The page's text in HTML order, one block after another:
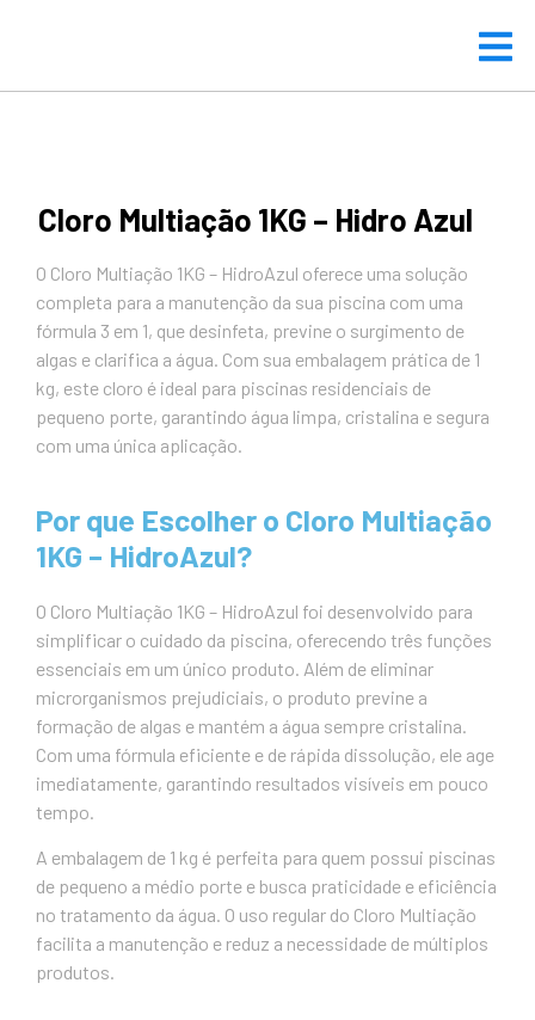
Cloro Multiação 1KG – Hidro Azul
O Cloro Multiação 1KG – HidroAzul oferece uma solução
completa para a manutenção da sua piscina com uma
fórmula 3 em 1, que desinfeta, previne o surgimento de
algas e clarifica a água. Com sua embalagem prática de 1
kg, este cloro é ideal para piscinas residenciais de
pequeno porte, garantindo água limpa, cristalina e segura
com uma única aplicação.
Por que Escolher o Cloro Multiação
1KG – HidroAzul?
O Cloro Multiação 1KG – HidroAzul foi desenvolvido para
simplificar o cuidado da piscina, oferecendo três funções
essenciais em um único produto. Além de eliminar
microrganismos prejudiciais, o produto previne a
formação de algas e mantém a água sempre cristalina.
Com uma fórmula eficiente e de rápida dissolução, ele age
imediatamente, garantindo resultados visíveis em pouco
tempo.
A embalagem de 1 kg é perfeita para quem possui piscinas
de pequeno a médio porte e busca praticidade e eficiência
no tratamento da água. O uso regular do Cloro Multiação
facilita a manutenção e reduz a necessidade de múltiplos
produtos.